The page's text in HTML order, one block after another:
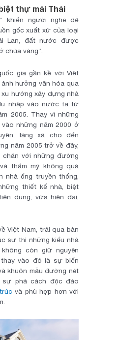
thự mái Thái
khiến người nghe dễ
gốc xuất xứ của loại
Lan, đất nước được
chùa vàng”.
gia gần kề với Việt
hưởng văn hóa qua
hướng xây dựng nhà
nhập vào nước ta từ
2005. Thay vì những
những năm 2000 ở
làng xã cho đến
năm 2005 trở về đây,
với những đường
thẩm mỹ không quá
nhà ống truyền thống,
thiết kế nhà, biệt
dụng, vừa hiện đại,
Việt Nam, trải qua bàn
sư thì những kiểu nhà
còn giữ nguyên
vào đó là sự biến
khuôn mẫu đường nét
sự phá cách độc đáo
và phù hợp hơn với